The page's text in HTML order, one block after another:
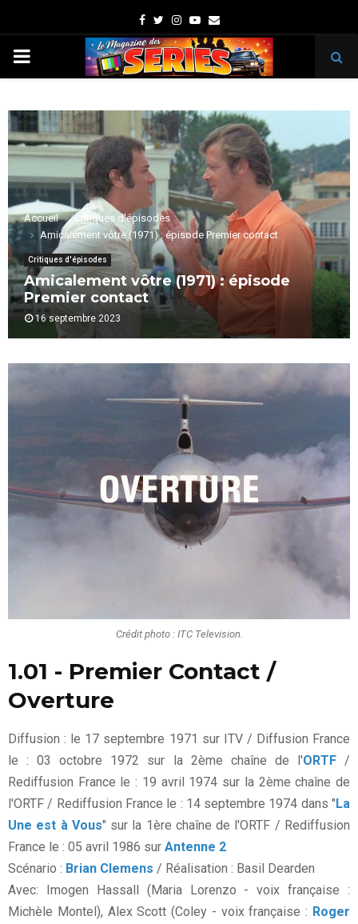
Facebook
TwitterInstagram
Youtube
Email
PRIMARY
Accueil
Critiques d'épisodes
Amicalement vôtre (1971) : épisode Premier contact
Critiques d'épisodes
Amicalement vôtre (1971) : épisode
Premier contact
16 septembre 2023
Crédit photo : ITC Television.
1.01 - Premier Contact /
Overture
Diffusion : le 17 septembre 1971 sur ITV / Diffusion France
le : 03 octobre 1972 sur la 2ème chaîne de l'ORTF/
Rediffusion France le : 19 avril 1974 sur la 2ème chaîne de
l'ORTF / Rediffusion France le : 14 septembre 1974 dans " La
Une est à Vous" sur la 1ère chaîne de l'ORTF / Rediffusion
France le : 05 avril 1986 sur Antenne 2
Scénario : Brian Clemens / Réalisation : Basil Dearden
Avec: Imogen Hassall (Maria Lorenzo - voix française :
Michèle Montel), Alex Scott (Coley - voix française : Roger